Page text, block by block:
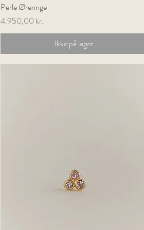
Perle Øreringe
Pris
4.950,00 kr.
Ikke på lager